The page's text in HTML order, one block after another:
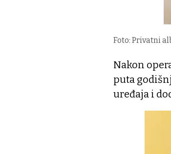
Foto: Privatni
Nakon
puta
uređaja i